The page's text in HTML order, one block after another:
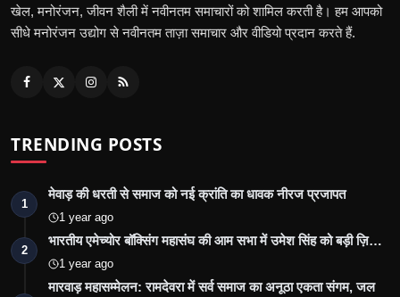
खेल, मनोरंजन, जीवन शैली में नवीनतम समाचारों को शामिल करती है। हम आपको
सीधे मनोरंजन उद्योग से नवीनतम ताज़ा समाचार और वीडियो प्रदान करते हैं.
TRENDING POSTS
1
मेवाड़ की धरती से समाज को नई क्रांति का धावक नीरज प्रजापत
1 year ago
2
भारतीय एमेच्योर बॉक्सिंग महासंघ की आम सभा में उमेश सिंह को बड़ी ज़ि…
1 year ago
मारवाड़ महासम्मेलन: रामदेवरा में सर्व समाज का अनूठा एकता संगम, जल